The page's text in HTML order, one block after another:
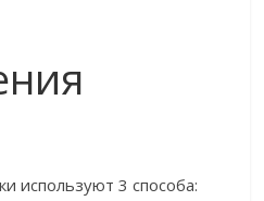
используют 3 способа: